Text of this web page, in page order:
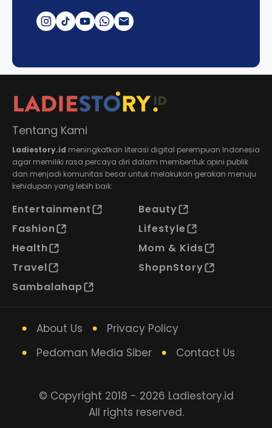
Tentang Kami
Ladiestory.id meningkatkan literasi digital perempuan Indonesia
agar memiliki rasa percaya diri dalam membentuk opini publik
dan menjadi komunitas besar untuk melakukan gerakan menuju
kehidupan yang lebih baik.
Entertainment
Beauty
Fashion
Lifestyle
Health
Mom & Kids
Travel
ShopnStory
Sambalahap
About Us
Privacy Policy
Pedoman Media Siber
Contact Us
© Copyright 2018 - 2026 Ladiestory.id
All rights reserved.